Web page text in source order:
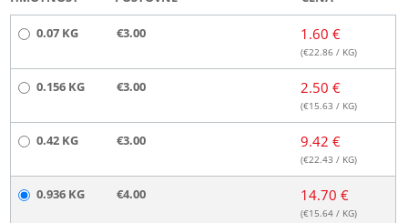
0.07 KG €3.00 1.60 €
(€22.86 / KG)
0.156 KG €3.00 2.50 €
(€15.63 / KG)
0.42 KG €3.00 9.42 €
(€22.43 / KG)
0.936 KG €4.00 14.70 €
(€15.64 / KG)